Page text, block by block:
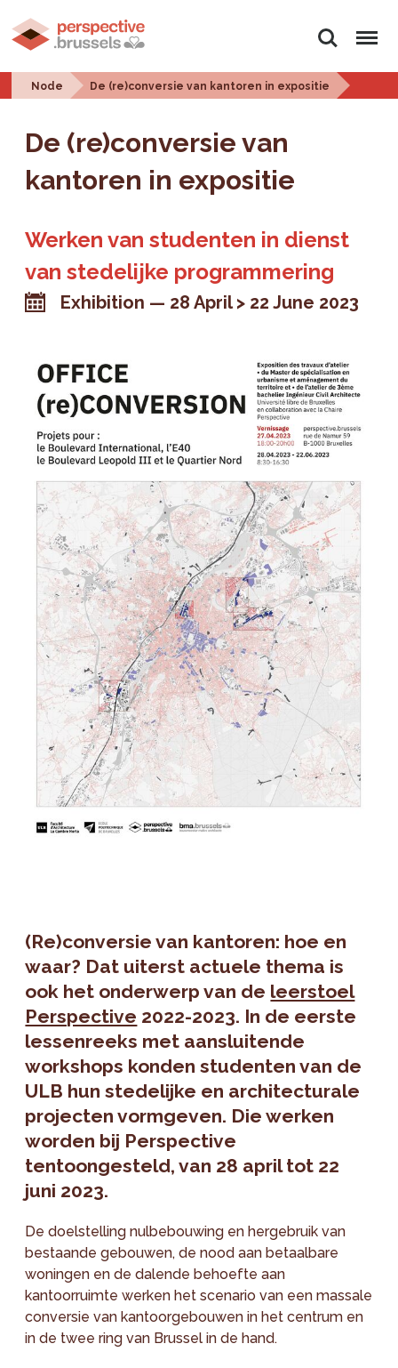
Search Menu
Node De (re)conversie van kantoren in expositie
De (re)conversie van
kantoren in expositie
Werken van studenten in dienst
van stedelijke programmering
Exhibition 28 April > 22 June 2023
(Re)conversie van kantoren: hoe en
waar? Dat uiterst actuele thema is
ook het onderwerp van de leerstoel
Perspective 2022-2023. In de eerste
lessenreeks met aansluitende
workshops konden studenten van de
ULB hun stedelijke en architecturale
projecten vormgeven. Die werken
worden bij Perspective
tentoongesteld, van 28 april tot 22
juni 2023.
De doelstelling nulbebouwing en hergebruik van
bestaande gebouwen, de nood aan betaalbare
woningen en de dalende behoefte aan
kantoorruimte werken het scenario van een massale
conversie van kantoorgebouwen in het centrum en
in de twee ring van Brussel in de hand.